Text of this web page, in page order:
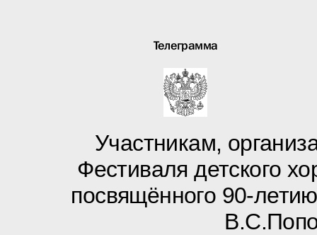
Телеграмма
Участникам,
Фестиваля детского
посвящённого 90-